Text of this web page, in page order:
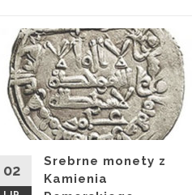
02
Srebrne monety z
Kamienia